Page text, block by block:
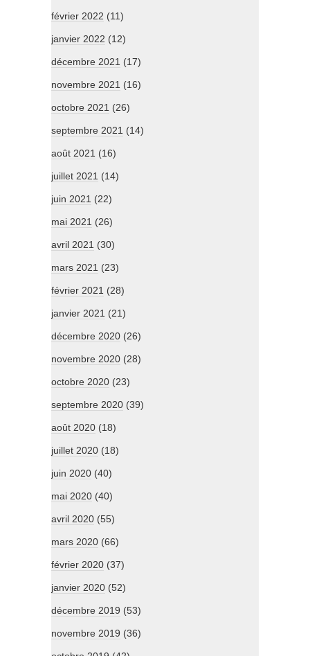
février 2022 (11)
janvier 2022 (12)
décembre 2021 (17)
novembre 2021 (16)
octobre 2021 (26)
septembre 2021 (14)
août 2021 (16)
juillet 2021 (14)
juin 2021 (22)
mai 2021 (26)
avril 2021 (30)
mars 2021 (23)
février 2021 (28)
janvier 2021 (21)
décembre 2020 (26)
novembre 2020 (28)
octobre 2020 (23)
septembre 2020 (39)
août 2020 (18)
juillet 2020 (18)
juin 2020 (40)
mai 2020 (40)
avril 2020 (55)
mars 2020 (66)
février 2020 (37)
janvier 2020 (52)
décembre 2019 (53)
novembre 2019 (36)